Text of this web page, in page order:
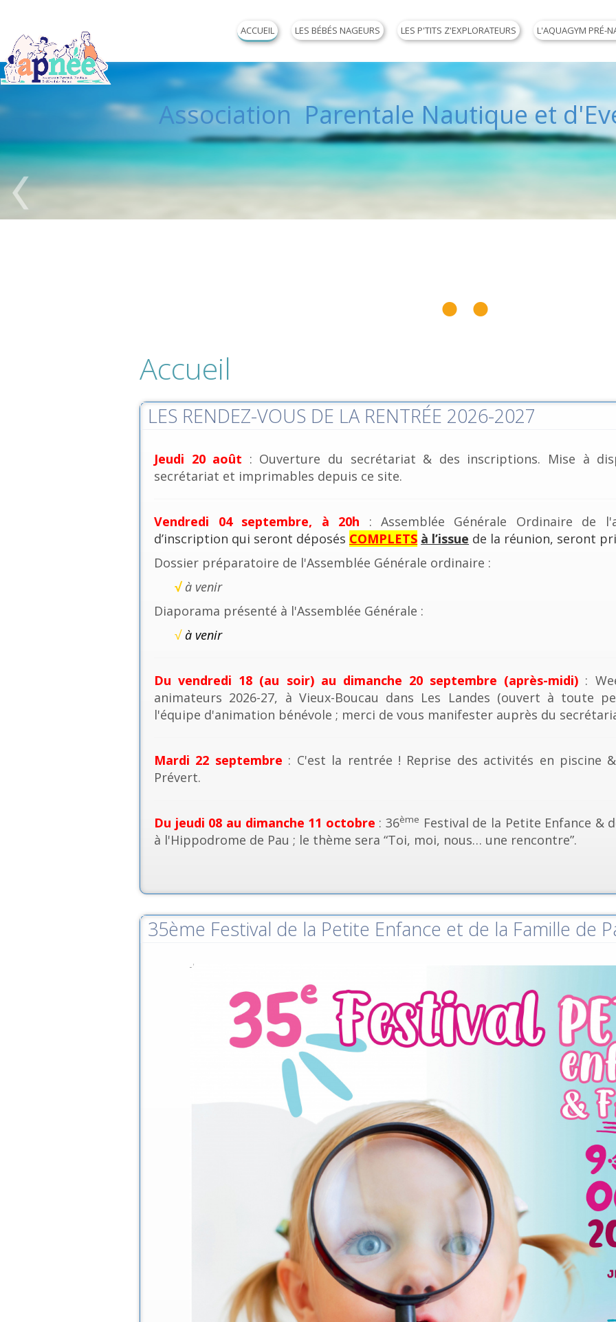
ACCUEIL LES BÉBÉS NAGEURS LES P'TITS Z'EXPLORATEURS L'AQUAGYM PRÉ-
Association Parentale Nautique et
Accueil
LES RENDEZ-VOUS DE LA RENTRÉE 2026-2027
Jeudi 20 août : Ouverture du secrétariat & des inscriptions. Mise à
secrétariat et imprimables depuis ce site.
Vendredi 04 septembre, à 20h : Assemblée Générale Ordinaire de
d’inscription qui seront déposés COMPLETS à l’issue de la réunion, seront
Dossier préparatoire de l'Assemblée Générale ordinaire :
√ à venir
Diaporama présenté à l'Assemblée Générale :
√à venir
Du vendredi 18 (au soir) au dimanche 20 septembre (après-midi) :
animateurs 2026-27, à Vieux-Boucau dans Les Landes (ouvert à toute
l'équipe d'animation bénévole ; merci de vous manifester auprès du
Mardi 22 septembre : C'est la rentrée ! Reprise des activités en piscine
Prévert.
Du jeudi 08 au dimanche 11 octobre : 36ème Festival de la Petite Enfance &
à l'Hippodrome de Pau ; le thème sera “Toi, moi, nous… une rencontre”.
35ème Festival de la Petite Enfance et de la Famille de